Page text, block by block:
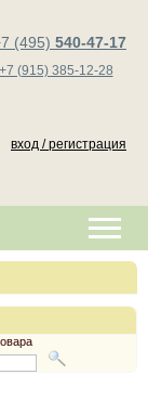
(495) 540-47-17
+7 (915) 385-12-28
вход / регистрация